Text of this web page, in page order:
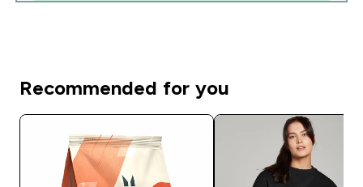
Recommended for you